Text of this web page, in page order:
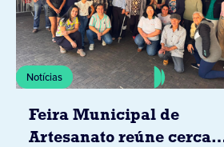
Notícias
Feira Municipal de
Artesanato reúne cerca